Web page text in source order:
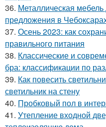
36. Металлическая
предложения в
37. Осень 2023: как
правильного питания
38. Классические и
бра: классификации по
39. Как повесить
светильник на стену
40. Пробковый пол в
41. Утепление входной